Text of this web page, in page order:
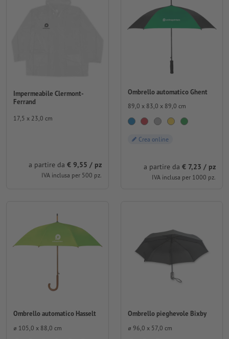
Impermeabile Clermont-
Ferrand
17,5 x 23,0 cm
a partire da € 9,55 / pz
IVA inclusa per 500 pz.
Ombrello automatico Ghent
89,0 x 83,0 x 89,0 cm
Crea online
a partire da € 7,23 / pz
IVA inclusa per 1000 pz.
Ombrello automatico Hasselt
⌀ 105,0 x 88,0 cm
Ombrello pieghevole Bixby
⌀ 96,0 x 57,0 cm